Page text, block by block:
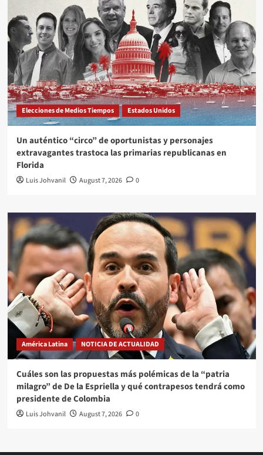
Elecciones de Medios Tiempos Estados Unidos
Un auténtico “circo” de oportunistas y personajes
extravagantes trastoca las primarias republicanas en
Florida
Luis Johvanil August 7, 2026 0
América Latina NOTICIA DE ACTUALIDAD
Cuáles son las propuestas más polémicas de la “patria
milagro” de De la Espriella y qué contrapesos tendrá como
presidente de Colombia
Luis Johvanil August 7, 2026 0